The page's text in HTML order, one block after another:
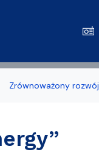
Zrównoważony rozwój